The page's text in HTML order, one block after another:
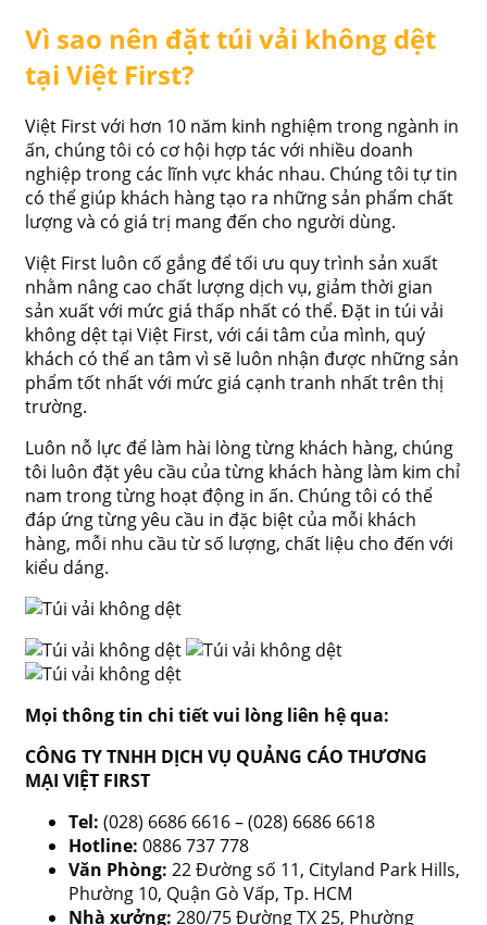
Vì sao nên đặt túi vải không dệt
tại Việt First?
Việt First với hơn 10 năm kinh nghiệm trong ngành in
ấn, chúng tôi có cơ hội hợp tác với nhiều doanh
nghiệp trong các lĩnh vực khác nhau. Chúng tôi tự tin
có thể giúp khách hàng tạo ra những sản phẩm chất
lượng và có giá trị mang đến cho người dùng.
Việt First luôn cố gắng để tối ưu quy trình sản xuất
nhằm nâng cao chất lượng dịch vụ, giảm thời gian
sản xuất với mức giá thấp nhất có thể. Đặt in túi vải
không dệt tại Việt First, với cái tâm của mình, quý
khách có thể an tâm vì sẽ luôn nhận được những sản
phẩm tốt nhất với mức giá cạnh tranh nhất trên thị
trường.
Luôn nỗ lực để làm hài lòng từng khách hàng, chúng
tôi luôn đặt yêu cầu của từng khách hàng làm kim chỉ
nam trong từng hoạt động in ấn. Chúng tôi có thể
đáp ứng từng yêu cầu in đặc biệt của mỗi khách
hàng, mỗi nhu cầu từ số lượng, chất liệu cho đến với
kiểu dáng.
Mọi thông tin chi tiết vui lòng liên hệ qua:
CÔNG TY TNHH DỊCH VỤ QUẢNG CÁO THƯƠNG
MẠI VIỆT FIRST
Tel: (028) 6686 6616 – (028) 6686 6618
Hotline: 0886 737 778
Văn Phòng: 22 Đường số 11, Cityland Park Hills,
Phường 10, Quận Gò Vấp, Tp. HCM
Nhà xưởng: 280/75 Đường TX 25, Phường